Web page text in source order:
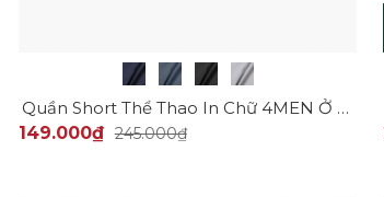
Quần Short Thể Thao In Chữ 4MEN Ở Túi Form Relax Sport QS077
149.000₫ 245.000₫